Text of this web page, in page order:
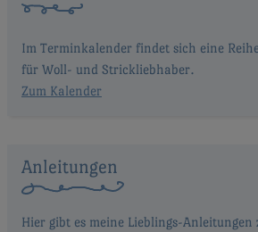
Im Terminkalender findet sich eine
für Woll- und Strickliebhaber.
Zum Kalender
Anleitungen